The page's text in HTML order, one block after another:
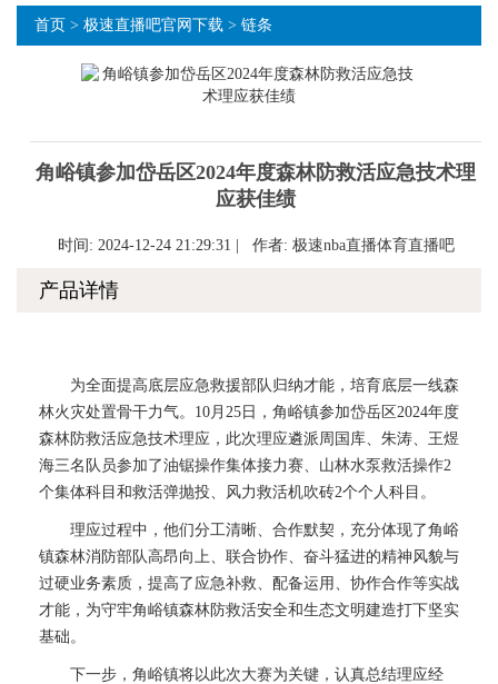
首页 > 极速直播吧官网下载 > 链条
角峪镇参加岱岳区2024年度森林防救活应急技术理
应获佳绩
时间: 2024-12-24 21:29:31 | 作者: 极速nba直播体育直播吧
产品详情
为全面提高底层应急救援部队归纳才能，培育底层一线森
林火灾处置骨干力气。10月25日，角峪镇参加岱岳区2024年度
森林防救活应急技术理应，此次理应遴派周国库、朱涛、王煜
海三名队员参加了油锯操作集体接力赛、山林水泵救活操作2
个集体科目和救活弹抛投、风力救活机吹砖2个个人科目。
理应过程中，他们分工清晰、合作默契，充分体现了角峪
镇森林消防部队高昂向上、联合协作、奋斗猛进的精神风貌与
过硬业务素质，提高了应急补救、配备运用、协作合作等实战
才能，为守牢角峪镇森林防救活安全和生态文明建造打下坚实
基础。
下一步，角峪镇将以此次大赛为关键，认真总结理应经